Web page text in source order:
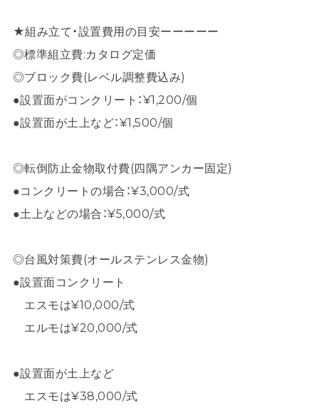
★組み立て・設置費用の目安ーーーーー
◎標準組立費:カタログ定価
◎ブロック費(レベル調整費込み)
●設置面がコンクリート：¥1,200/個
●設置面が土上など：¥1,500/個
◎転倒防止金物取付費(四隅アンカー固定)
●コンクリートの場合：¥3,000/式
●土上などの場合：¥5,000/式
◎台風対策費(オールステンレス金物)
●設置面コンクリート
エスモは¥10,000/式
エルモは¥20,000/式
●設置面が土上など
エスモは¥38,000/式